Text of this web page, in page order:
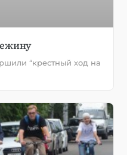
“крестный ход на